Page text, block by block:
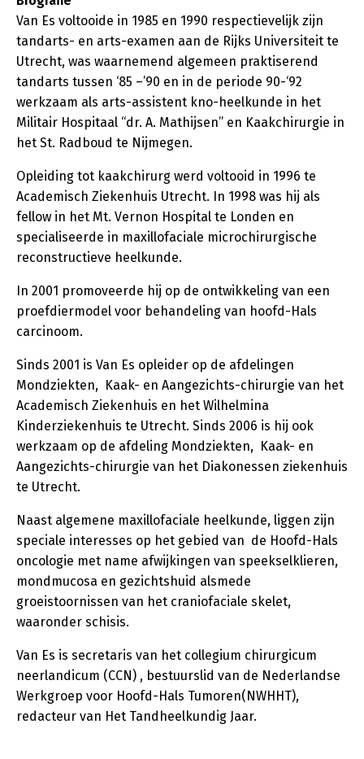
Van Es voltooide in 1985 en 1990 respectievelijk zijn
tandarts- en arts-examen aan de Rijks Universiteit te
Utrecht, was waarnemend algemeen praktiserend
tandarts tussen ‘85 –’90 en in de periode 90-‘92
werkzaam als arts-assistent kno-heelkunde in het
Militair Hospitaal “dr. A. Mathijsen” en Kaakchirurgie in
het St. Radboud te Nijmegen.
Opleiding tot kaakchirurg werd voltooid in 1996 te
Academisch Ziekenhuis Utrecht. In 1998 was hij als
fellow in het Mt. Vernon Hospital te Londen en
specialiseerde in maxillofaciale microchirurgische
reconstructieve heelkunde.
In 2001 promoveerde hij op de ontwikkeling van een
proefdiermodel voor behandeling van hoofd-Hals
carcinoom.
Sinds 2001 is Van Es opleider op de afdelingen
Mondziekten, Kaak- en Aangezichts-chirurgie van het
Academisch Ziekenhuis en het Wilhelmina
Kinderziekenhuis te Utrecht. Sinds 2006 is hij ook
werkzaam op de afdeling Mondziekten, Kaak- en
Aangezichts-chirurgie van het Diakonessen ziekenhuis
te Utrecht.
Naast algemene maxillofaciale heelkunde, liggen zijn
speciale interesses op het gebied van de Hoofd-Hals
oncologie met name afwijkingen van speekselklieren,
mondmucosa en gezichtshuid alsmede
groeistoornissen van het craniofaciale skelet,
waaronder schisis.
Van Es is secretaris van het collegium chirurgicum
neerlandicum (CCN) , bestuurslid van de Nederlandse
Werkgroep voor Hoofd-Hals Tumoren(NWHHT),
redacteur van Het Tandheelkundig Jaar.